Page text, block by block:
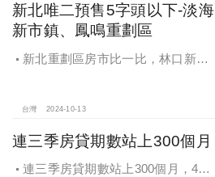
新北唯二預售5字頭以下-淡海
新市鎮、鳳鳴重劃區
新北重劃區房市比一比，林口新市
台灣 2024-10-13
連三季房貸期數站上300個月
連三季房貸期數站上300個月，4都